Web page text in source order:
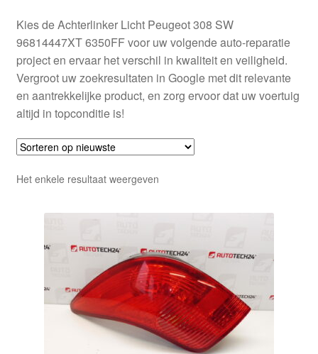
Winkelwagen
Kies de Achterlinker Licht Peugeot 308 SW
96814447XT 6350FF voor uw volgende auto-reparatie
project en ervaar het verschil in kwaliteit en veiligheid.
Vergroot uw zoekresultaten in Google met dit relevante
en aantrekkelijke product, en zorg ervoor dat uw voertuig
altijd in topconditie is!
Het enkele resultaat weergeven